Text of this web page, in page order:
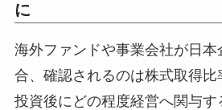
に
海外ファンドや事業会社が日
合、確認されるのは株式取得比
投資後にどの程度経営へ関与